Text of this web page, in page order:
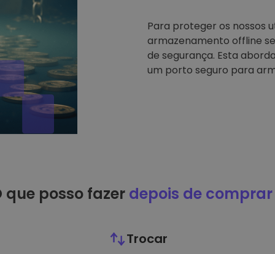
Para proteger os nossos
armazenamento offline
de segurança. Esta
um porto seguro para
que posso fazer depois de comprar
Trocar